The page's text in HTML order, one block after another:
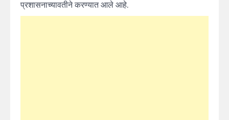
प्रशासनाच्यावतीने करण्यात आले आहे.